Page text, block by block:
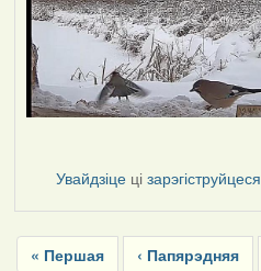
Увайдзіце цізарэгіструйцеся
Pagination
First
« Першая
Previous
‹ Папярэдняя